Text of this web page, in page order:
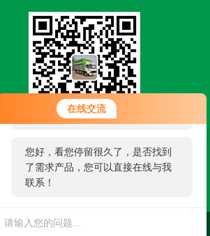
在线交流
您好！欢迎前来咨询，很高兴为您
服务，请问您要咨询什么问题呢？
您好，看您停留很久了，是否找到
了需求产品，您可以直接在线与我
联系！
：环保在线 管理登陆